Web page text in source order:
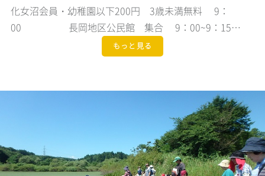
化女沼会員・幼稚園以下200円 3歳未満無料 9：
00 長岡地区公民館 集合 9：00~9：15…
もっと見る